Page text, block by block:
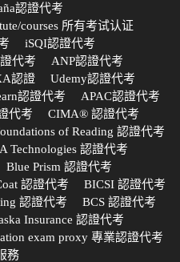
認證代考
courses 所有考试认证
iSQI認證代考
代考
ANP認證代考
認證
Udemy認證代考
認證代考
APAC認證代考
代考
CIMA® 認證代考
of Reading 認證代考
Technologies 認證代考
Blue Prism 認證代考
認證代考
BICSI 認證代考
認證代考
BCS 認證代考
Insurance 認證代考
exam proxy 專業認證代考
務